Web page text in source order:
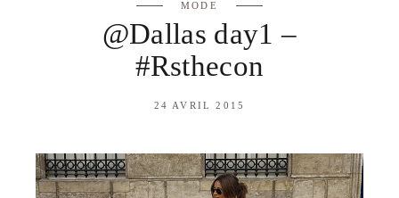
MODE
@Dallas day1 –
#Rsthecon
24 AVRIL 2015